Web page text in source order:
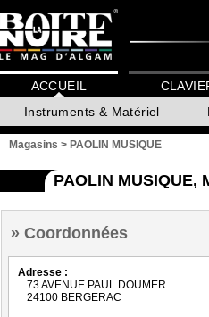
ACCUEIL
Instruments & Matériel
Magasins > PAOLIN MUSIQUE
PAOLIN MUSIQUE,
Coordonnées
Adresse :
73 AVENUE PAUL DOUMER
24100 BERGERAC